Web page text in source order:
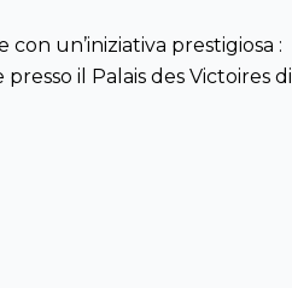
un’iniziativa prestigiosa :
il Palais des Victoires di